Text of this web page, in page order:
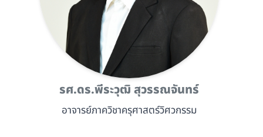
รศ.ดร.พีระวุฒิ สุวรรณจันทร์
อาจารย์ภาควิชาครุศาสตร์วิศวกรรม